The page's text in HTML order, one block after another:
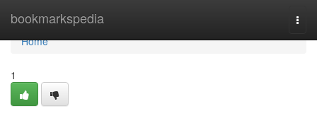
bookmarkspedia
Home
Home
1